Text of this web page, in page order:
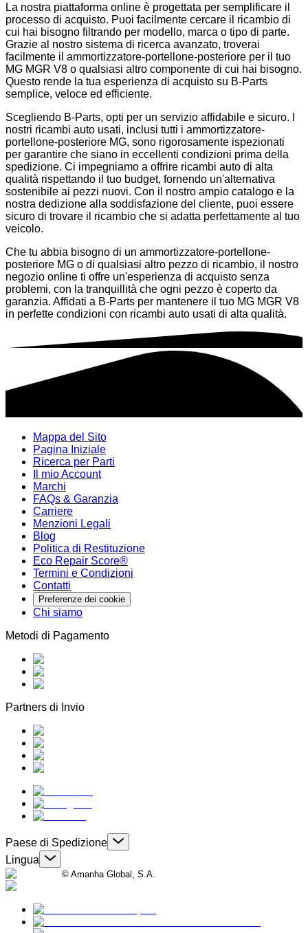
La nostra piattaforma online è progettata per semplificare il
processo di acquisto. Puoi facilmente cercare il ricambio di
cui hai bisogno filtrando per modello, marca o tipo di parte.
Grazie al nostro sistema di ricerca avanzato, troverai
facilmente il ammortizzatore-portellone-posteriore per il tuo
MG MGR V8 o qualsiasi altro componente di cui hai bisogno.
Questo rende la tua esperienza di acquisto su B-Parts
semplice, veloce ed efficiente.
Scegliendo B-Parts, opti per un servizio affidabile e sicuro. I
nostri ricambi auto usati, inclusi tutti i ammortizzatore-
portellone-posteriore MG, sono rigorosamente ispezionati
per garantire che siano in eccellenti condizioni prima della
spedizione. Ci impegniamo a offrire ricambi auto di alta
qualità rispettando il tuo budget, fornendo un'alternativa
sostenibile ai pezzi nuovi. Con il nostro ampio catalogo e la
nostra dedizione alla soddisfazione del cliente, puoi essere
sicuro di trovare il ricambio che si adatta perfettamente al tuo
veicolo.
Che tu abbia bisogno di un ammortizzatore-portellone-
posteriore MG o di qualsiasi altro pezzo di ricambio, il nostro
negozio online ti offre un'esperienza di acquisto senza
problemi, con la tranquillità che ogni pezzo è coperto da
garanzia. Affidati a B-Parts per mantenere il tuo MG MGR V8
in perfette condizioni con ricambi auto usati di alta qualità.
Mappa del Sito
Pagina Iniziale
Ricerca per Parti
Il mio Account
Marchi
FAQs & Garanzia
Carriere
Menzioni Legali
Blog
Politica di Restituzione
Eco Repair Score®
Termini e Condizioni
Contatti
Preferenze dei cookie
Chi siamo
Metodi di Pagamento
Partners di Invio
Paese di Spedizione
Lingua
© Amanha Global, S.A.